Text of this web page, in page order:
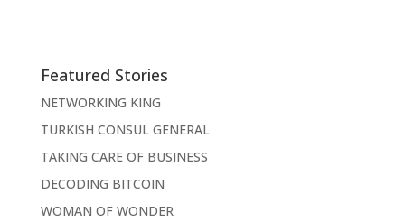
Featured Stories
NETWORKING KING
TURKISH CONSUL GENERAL
TAKING CARE OF BUSINESS
DECODING BITCOIN
WOMAN OF WONDER